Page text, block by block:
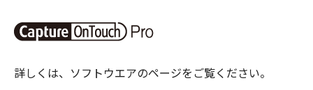
詳しくは、ソフトウエアのページをご覧ください。